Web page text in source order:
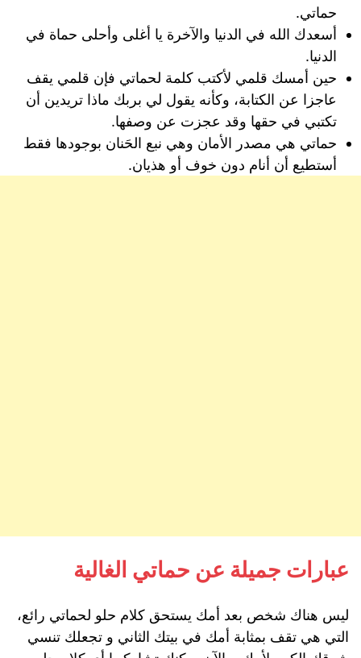
حماتي.
أسعدك الله في الدنيا والآخرة يا أغلى وأحلى حماة في
الدنيا.
حين أمسك قلمي لأكتب كلمة لحماتي فإن قلمي يقف
عاجزا عن الكتابة، وكأنه يقول لي بربك ماذا تريدين أن
تكتبي في حقها وقد عجزت عن وصفها.
حماتي هي مصدر الأمان وهي نبع الحَنان بوجودها فقط
أستطيع أن أنام دون خوف أو هذيان.
عبارات جميلة عن حماتي الغالية
ليس هناك شخص بعد أمك يستحق كلام حلو لحماتي رائع،
التي هي تقف بمثابة أمك في بيتك الثاني و تجعلك تنسي